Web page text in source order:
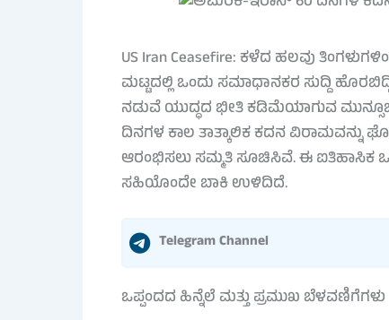
US Iran Ceasefire: ಕಳೆದ ಹಲವು
ಮಟ್ಟದಲ್ಲಿ ಒಂದು ಸಮಾಧಾನಕರ ಸುದ್ದಿ
ನಡುವೆ ಯುದ್ಧದ ಭೀತಿ ಕಡಿಮೆಯಾಗುವ
ದಿನಗಳ ಕಾಲ ತಾತ್ಕಾಲಿಕ ಕದನ ವಿರಾಮವನ್ನು
ಆರಂಭಿಸಲು ಸಮ್ಮತಿ ಸೂಚಿಸಿವೆ. ಈ ಐತಿಹಾಸಿಕ
ಸಹಿಯೊಂದೇ ಬಾಕಿ ಉಳಿದಿದೆ.
Telegram Channel
ಒಪ್ಪಂದದ ಹಿನ್ನೆಲೆ ಮತ್ತು ಪ್ರಮುಖ ಬೆಳವಣಿಗೆಗಳು